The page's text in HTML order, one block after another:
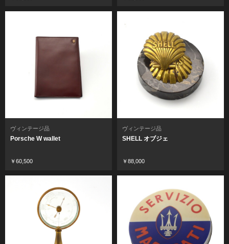
ヴィンテージ品
Porsche W wallet
￥60,500
ヴィンテージ品
SHELL オブジェ
￥88,000